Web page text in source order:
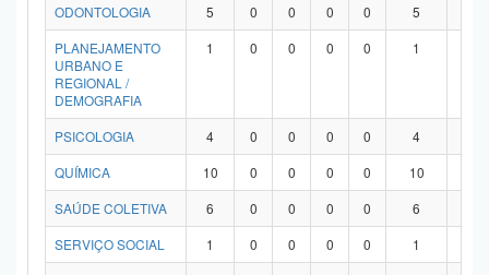
ODONTOLOGIA
5 0 0 0 0 5
PLANEJAMENTO
URBANO E
REGIONAL /
DEMOGRAFIA
1 0 0 0 0 1
PSICOLOGIA 4 0 0 0 0 4
QUÍMICA
10 0 0 0 0 10
SAÚDE COLETIVA
6 0 0 0 0 6
SERVIÇO SOCIAL
1 0 0 0 0 1